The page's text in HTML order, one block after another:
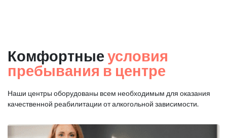
Комфортные условия
пребывания в центре
Наши центры оборудованы всем необходимым для оказания
качественной реабилитации от алкогольной зависимости.